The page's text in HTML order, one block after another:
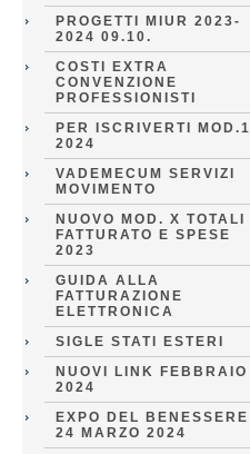
PROGETTI MIUR 2023-
2024 09.10.
COSTI EXTRA
CONVENZIONE
PROFESSIONISTI
PER ISCRIVERTI MOD.1
2024
VADEMECUM SERVIZI
MOVIMENTO
NUOVO MOD. X TOTALI
FATTURATO E SPESE
2023
GUIDA ALLA
FATTURAZIONE
ELETTRONICA
SIGLE STATI ESTERI
NUOVI LINK FEBBRAIO
2024
EXPO DEL BENESSERE
24 MARZO 2024